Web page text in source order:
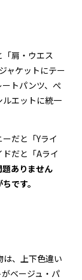
肩・ウエス
ャケットにテー
トパンツ、ぺ
エットに統一
だと「Yライ
だと「Aライ
ありません
です。
、上下色違い
ベージュ・パ